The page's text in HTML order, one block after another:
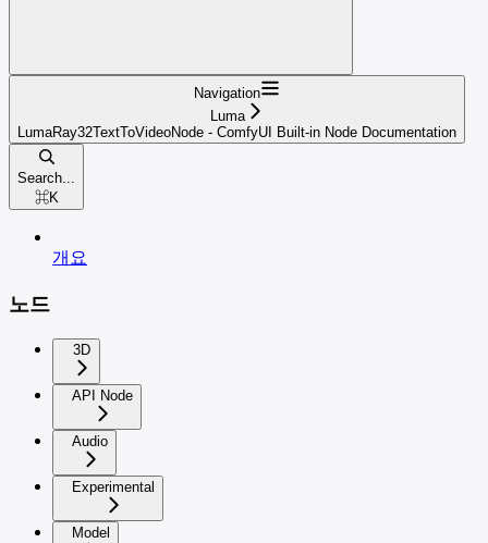
Navigation
Luma
LumaRay32TextToVideoNode - ComfyUI Built-in Node Documentation
Search...
⌘K
개요
노드
3D
API Node
Audio
Experimental
Model